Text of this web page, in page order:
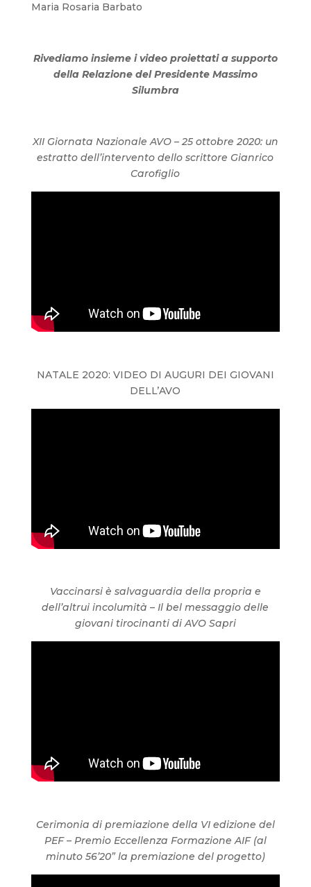
Maria Rosaria Barbato
Rivediamo insieme i video proiettati a supporto
della Relazione del Presidente Massimo
Silumbra
XII Giornata Nazionale AVO – 25 ottobre 2020: un
estratto dell’intervento dello scrittore Gianrico
Carofiglio
NATALE 2020: VIDEO DI AUGURI DEI GIOVANI
DELL’AVO
Vaccinarsi è salvaguardia della propria e
dell’altrui incolumità – Il bel messaggio delle
giovani tirocinanti di AVO Sapri
Cerimonia di premiazione della VI edizione del
PEF – Premio Eccellenza Formazione AIF (al
minuto 56’20” la premiazione del progetto)